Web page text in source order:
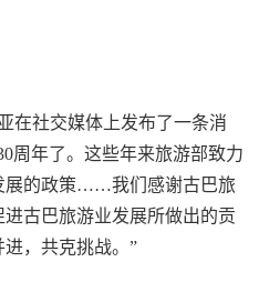
在社交媒体上发布了一条消
周年了。这些年来旅游部致力
展的政策……我们感谢古巴旅
古巴旅游业发展所做出的贡
，共克挑战。”